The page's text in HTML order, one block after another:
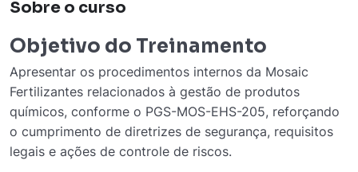
Sobre o curso
Objetivo do Treinamento
Apresentar os procedimentos internos da Mosaic
Fertilizantes relacionados à gestão de produtos
químicos, conforme o PGS-MOS-EHS-205, reforçando
o cumprimento de diretrizes de segurança, requisitos
legais e ações de controle de riscos.